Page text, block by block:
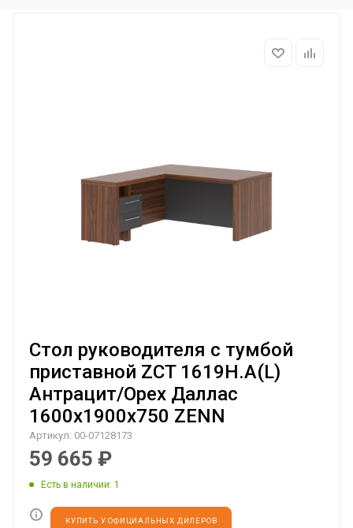
Стол руководителя с тумбой
приставной ZCT 1619H.A(L)
Антрацит/Орех Даллас
1600х1900х750 ZENN
Артикул: 00-07128173
59 665 ₽
Есть в наличии: 1
КУПИТЬ У ОФИЦИАЛЬНЫХ ДИЛЕРОВ